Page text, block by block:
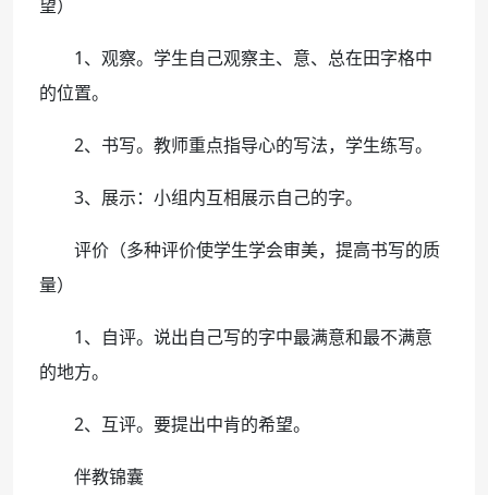
望）
1、观察。学生自己观察主、意、总在田字格中
的位置。
2、书写。教师重点指导心的写法，学生练写。
3、展示：小组内互相展示自己的字。
评价（多种评价使学生学会审美，提高书写的质
量）
1、自评。说出自己写的字中最满意和最不满意
的地方。
2、互评。要提出中肯的希望。
伴教锦囊